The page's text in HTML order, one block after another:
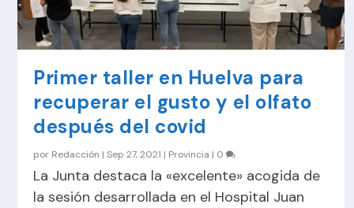
Primer taller en Huelva para
recuperar el gusto y el olfato
después del covid
por Redacción |Sep 27, 2021 | Provincia | 0
La Junta destaca la «excelente» acogida de
la sesión desarrollada en el Hospital Juan